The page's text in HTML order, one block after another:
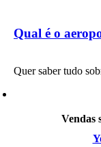
Qual é o
Quer saber tudo
Vendas